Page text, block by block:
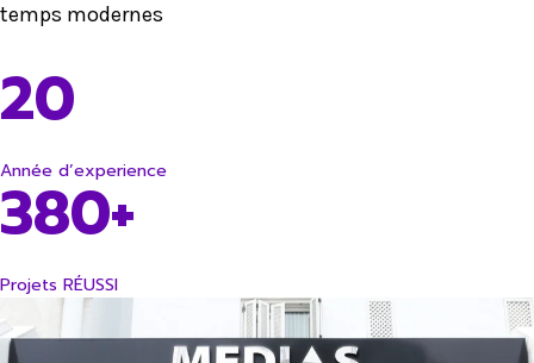
temps modernes
20
Année d’experience
380+
Projets RÉUSSI